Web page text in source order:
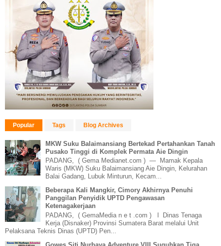
Popular Tags Blog Archives
MKW Suku Balaimansiang Bertekad Pertahankan Tanah
Pusako Tinggi di Komplek Permata Aie Dingin
PADANG, ( Gema Medianet.com ) — Mamak Kepala
Waris (MKW) Suku Balaimansiang Aie Dingin, Kelurahan
Balai Gadang, Lubuk Minturun, Kecam...
Beberapa Kali Mangkir, Cimory Akhirnya Penuhi
Panggilan Penyidik UPTD Pengawasan
Ketenagakerjaan
PADANG, ( GemaMedia n e t .com ) l Dinas Tenaga
Kerja (Disnaker) Provinsi Sumatera Barat melalui Unit
Pelaksana Teknis Dinas (UPTD) Pen...